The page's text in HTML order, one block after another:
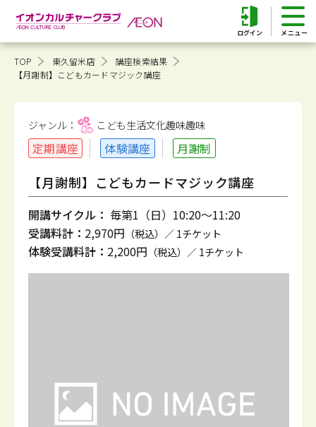
ログイン
TOP 東久留米店
講座検索結果
【月謝制】こどもカードマジック講座
ジャンル： こども生活文化趣味趣味
定期講座 体験講座 月謝制
【月謝制】こどもカードマジック講座
開講サイクル： 毎第1（日）10:20～11:20
受講料計： 2,970円 （税込）／ 1チケット
体験受講料計： 2,200円 （税込）／ 1チケット